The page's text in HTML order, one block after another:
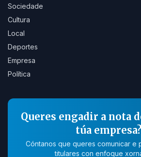
Sociedade
Cultura
Local
Deportes
Empresa
Política
Queres engadir a nota
túa empresa?
Cóntanos que queres comunicar e
titulares con enfoque